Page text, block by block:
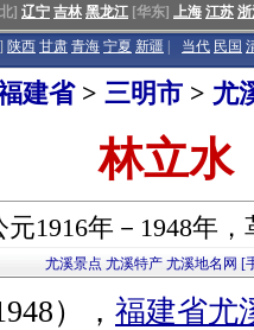
] 辽宁 吉林 黑龙江 [华东] 上海 江苏
陕西 甘肃 青海 宁夏 新疆 当代 民国
建省> 三明市 > 尤
林立水
元1916年－1948年
尤溪景点 尤溪特产 尤溪地名网 [
）， 福建省尤